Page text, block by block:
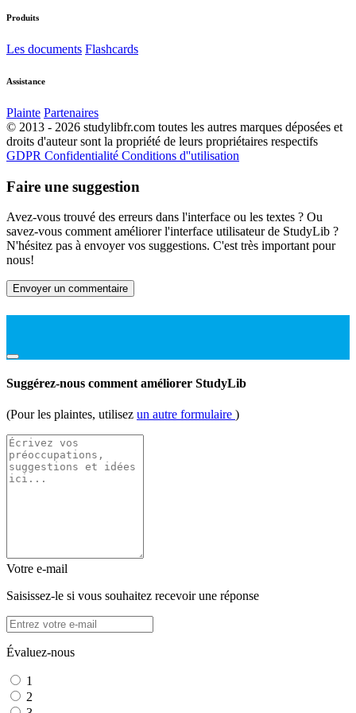
Produits
Les documents Flashcards
Assistance
Plainte Partenaires
© 2013 - 2026 studylibfr.com toutes les autres marques déposées et
droits d'auteur sont la propriété de leurs propriétaires respectifs
GDPR Confidentialité Conditions d''utilisation
Faire une suggestion
Avez-vous trouvé des erreurs dans l'interface ou les textes ? Ou
savez-vous comment améliorer l'interface utilisateur de StudyLib ?
N'hésitez pas à envoyer vos suggestions. C'est très important pour
nous!
Envoyer un commentaire
Suggérez-nous comment améliorer StudyLib
(Pour les plaintes, utilisez un autre formulaire )
Votre e-mail
Saisissez-le si vous souhaitez recevoir une réponse
Évaluez-nous
1
2